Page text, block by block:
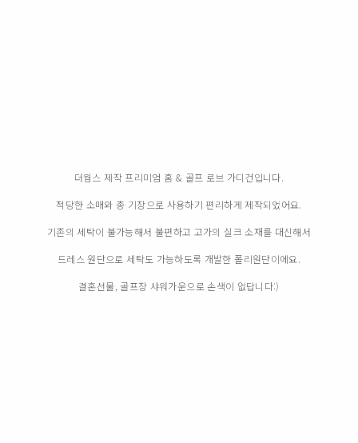
더웜스 제작 프리미엄 홈 & 골프 로브 가디건입니다.
적당한 소매와 총 기장으로 사용하기 편리하게 제작되었어요.
기존의 세탁이 불가능해서 불편하고 고가의 실크 소재를 대신해서
드레스 원단으로 세탁도 가능하도록 개발한 폴리원단이에요.
결혼선물, 골프장 샤워가운으로 손색이 없답니다:)